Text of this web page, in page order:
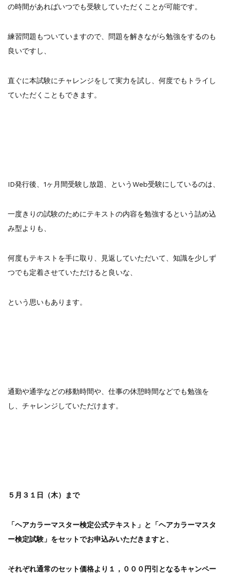
の時間があればいつでも受験していただくことが可能です。
練習問題もついていますので、問題を解きながら勉強をするのも
良いですし、
直ぐに本試験にチャレンジをして実力を試し、何度でもトライし
ていただくこともできます。
ID発行後、1ヶ月間受験し放題、というWeb受験にしているのは、
一度きりの試験のためにテキストの内容を勉強するという詰め込
み型よりも、
何度もテキストを手に取り、見返していただいて、知識を少しず
つでも定着させていただけると良いな、
という思いもあります。
通勤や通学などの移動時間や、仕事の休憩時間などでも勉強を
し、チャレンジしていただけます。
５月３１日（木）まで
「ヘアカラーマスター検定公式テキスト」と「ヘアカラーマスタ
ー検定試験」をセットでお申込みいただきますと、
それぞれ通常のセット価格より１，０００円引となるキャンペー